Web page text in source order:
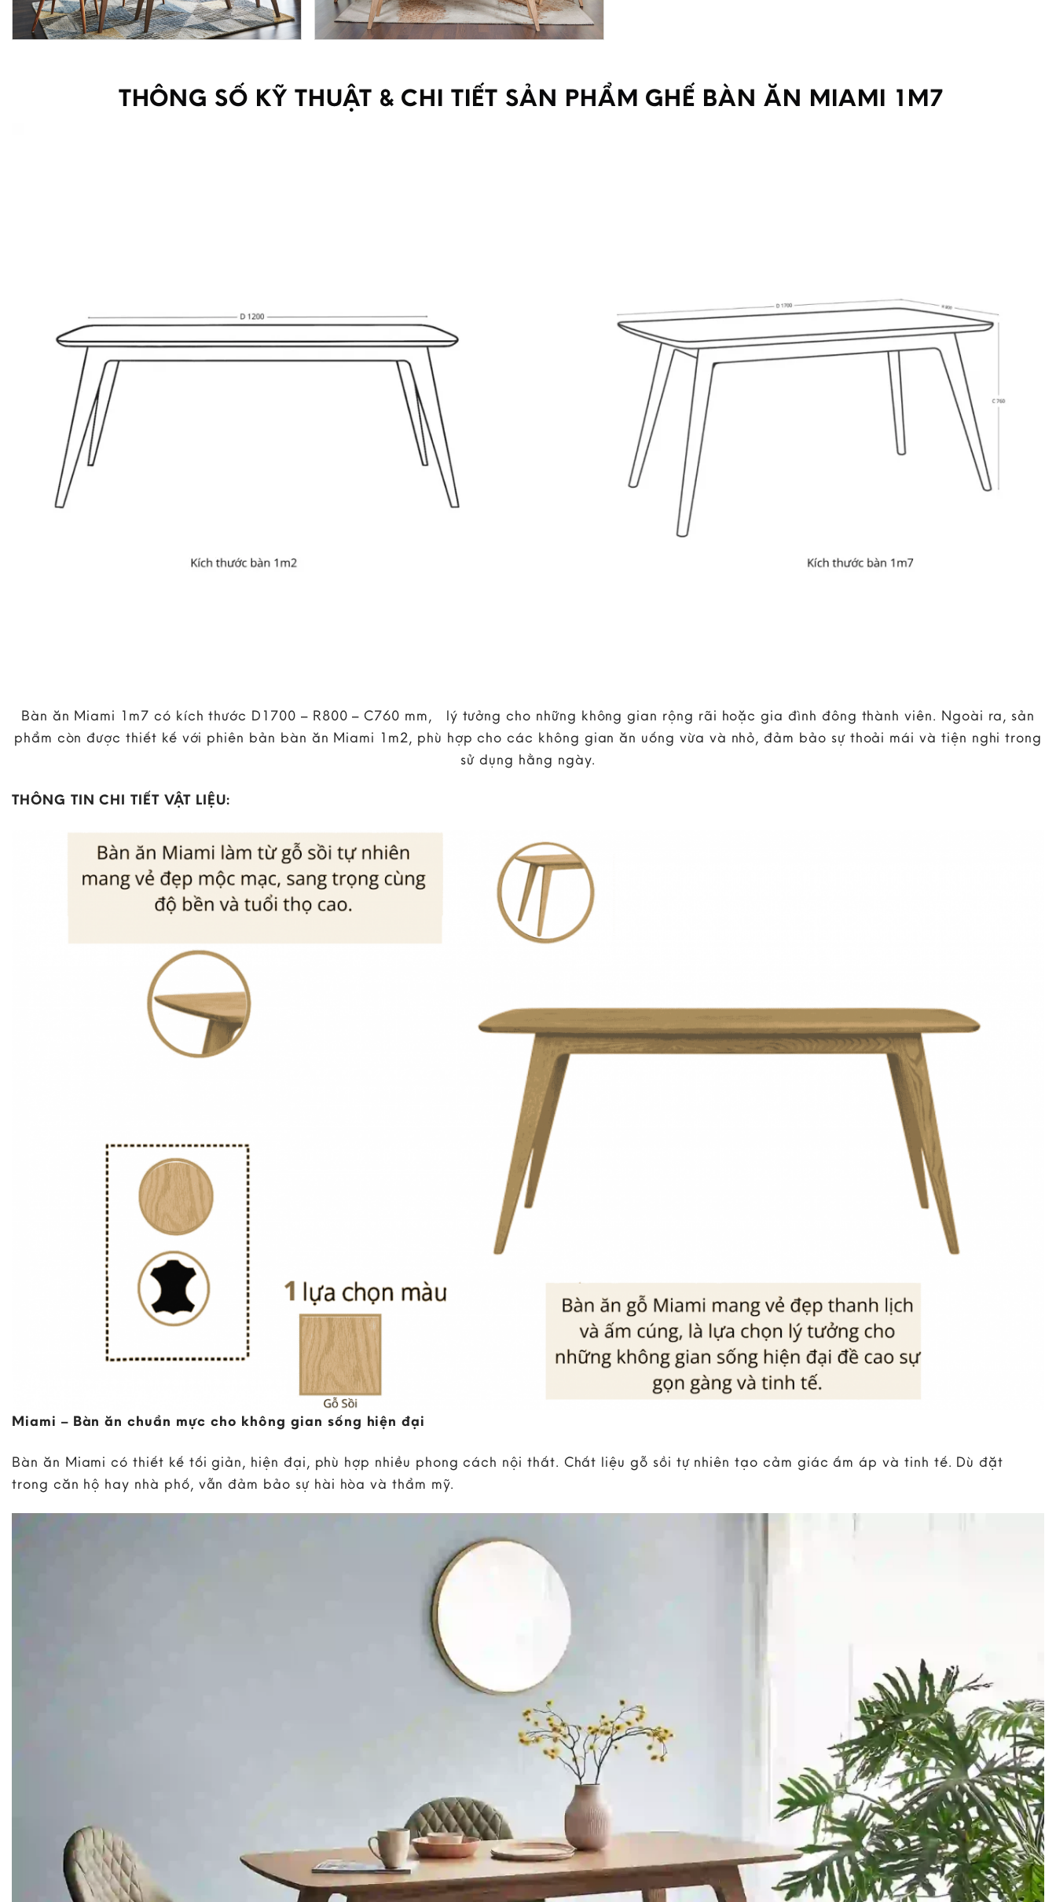
THÔNG SỐ KỸ THUẬT & CHI TIẾT SẢN PHẨM GHẾ BÀN ĂN MIAMI 1M7
Bàn ăn Miami 1m7 có kích thước D1700 – R800 – C760 mm, lý tưởng cho những không gian rộng rãi hoặc gia đình đông thành viên. Ngoài ra, sản
phẩm còn được thiết kế với phiên bản bàn ăn Miami 1m2, phù hợp cho các không gian ăn uống vừa và nhỏ, đảm bảo sự thoải mái và tiện nghi trong
sử dụng hằng ngày.
THÔNG TIN CHI TIẾT VẬT LIỆU:
Miami – Bàn ăn chuẩn mực cho không gian sống hiện đại
Bàn ăn Miami có thiết kế tối giản, hiện đại, phù hợp nhiều phong cách nội thất. Chất liệu gỗ sồi tự nhiên tạo cảm giác ấm áp và tinh tế. Dù đặt
trong căn hộ hay nhà phố, vẫn đảm bảo sự hài hòa và thẩm mỹ.